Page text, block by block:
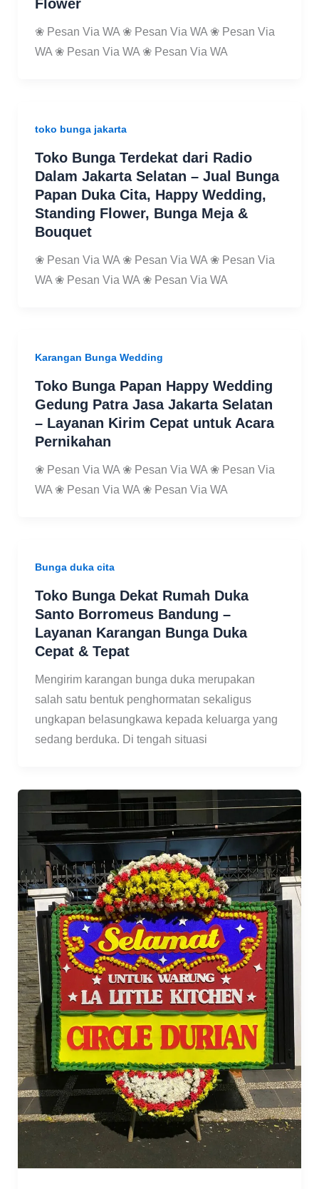
Flower
❀ Pesan Via WA ❀ Pesan Via WA ❀ Pesan Via
WA ❀ Pesan Via WA ❀ Pesan Via WA
toko bunga jakarta
Toko Bunga Terdekat dari Radio
Dalam Jakarta Selatan – Jual Bunga
Papan Duka Cita, Happy Wedding,
Standing Flower, Bunga Meja &
Bouquet
❀ Pesan Via WA ❀ Pesan Via WA ❀ Pesan Via
WA ❀ Pesan Via WA ❀ Pesan Via WA
Karangan Bunga Wedding
Toko Bunga Papan Happy Wedding
Gedung Patra Jasa Jakarta Selatan
– Layanan Kirim Cepat untuk Acara
Pernikahan
❀ Pesan Via WA ❀ Pesan Via WA ❀ Pesan Via
WA ❀ Pesan Via WA ❀ Pesan Via WA
Bunga duka cita
Toko Bunga Dekat Rumah Duka
Santo Borromeus Bandung –
Layanan Karangan Bunga Duka
Cepat & Tepat
Mengirim karangan bunga duka merupakan
salah satu bentuk penghormatan sekaligus
ungkapan belasungkawa kepada keluarga yang
sedang berduka. Di tengah situasi